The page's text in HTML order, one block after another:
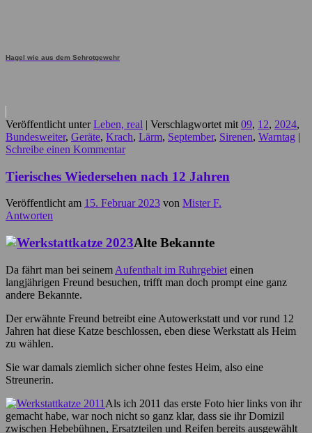
Hagel wie aus dem Schrotgewehr
Veröffentlicht unter Leben, real | Verschlagwortet mit 09, 12, 2024,
Bundesweiter, Geräte, Krach, Lärm, September, Sirenen, Warntag |
Schreibe einen Kommentar
Tierisches Wiedersehen nach 12 Jahren
Veröffentlicht am 15. Februar 2023 von Mister F.
Antworten
Alte Bekannte
Da fährt man bei seinem Aufenthalt im Ruhrgebiet einen
langjährigen Freund besuchen, trifft man doch prompt eine ganz
andere Bekannte.
Der erwähnte Freund betreibt eine Autowerkstatt und vor rund 12
Jahren hat diese Katze beschlossen, eben diese Werkstatt als Heim
zu wählen.
Sie war damals ziemlich sicher ohne festes Heim, also eine
Streunerin.
Als ich 2011 das erste Foto hier links von ihr
gemacht habe, war noch nicht so ganz klar, dass sie ihr Domizil
zwischen Hebebühnen, Ersatzteilen und Reifen bereits ausgewählt